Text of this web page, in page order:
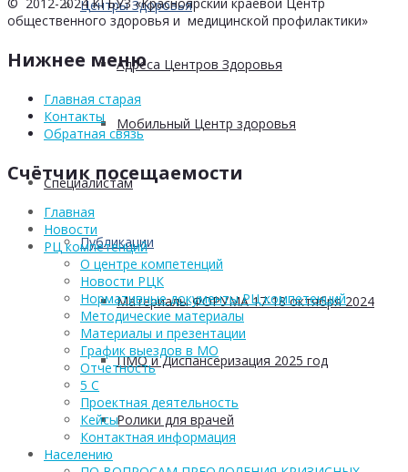
Центры Здоровья
Адреса Центров Здоровья
Мобильный Центр здоровья
Cпециалистам
Публикации
Материалы ФОРУМА 17-18 октября 2024
ПМО и Диспансеризация 2025 год
Ролики для врачей
© 2012-2024 КГБУЗ «Красноярский краевой Центр
общественного здоровья и медицинской профилактики»
Нижнее меню
Главная старая
Контакты
Обратная связь
Счётчик посещаемости
Главная
Новости
РЦ компетенций
О центре компетенций
Новости РЦК
Нормативные документы РЦ компетенций
Методические материалы
Материалы и презентации
График выездов в МО
Отчетность
5 С
Проектная деятельность
Кейсы
Контактная информация
Населению